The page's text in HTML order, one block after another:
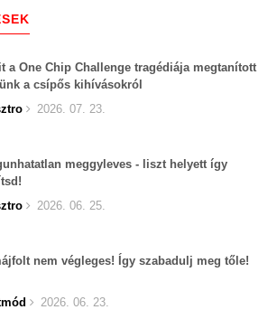
a One Chip Challenge tragédiája megtanított
a csípős kihívásokról
2026. 07. 23.
meggyleves - liszt helyett így
2026. 06. 25.
nem végleges! Így szabadulj meg tőle!
2026. 06. 23.